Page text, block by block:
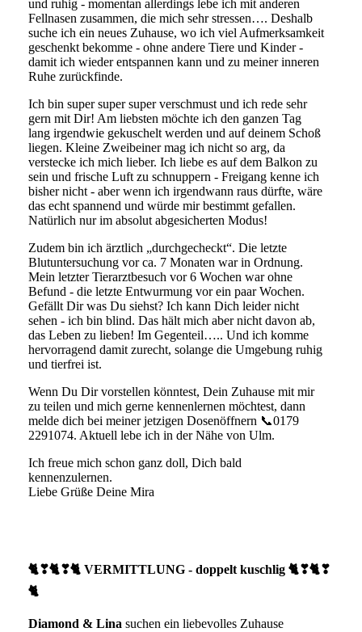
und ruhig - momentan allerdings lebe ich mit anderen
Fellnasen zusammen, die mich sehr stressen…. Deshalb
suche ich ein neues Zuhause, wo ich viel Aufmerksamkeit
geschenkt bekomme - ohne andere Tiere und Kinder -
damit ich wieder entspannen kann und zu meiner inneren
Ruhe zurückfinde.
Ich bin super super super verschmust und ich rede sehr
gern mit Dir! Am liebsten möchte ich den ganzen Tag
lang irgendwie gekuschelt werden und auf deinem Schoß
liegen. Kleine Zweibeiner mag ich nicht so arg, da
verstecke ich mich lieber. Ich liebe es auf dem Balkon zu
sein und frische Luft zu schnuppern - Freigang kenne ich
bisher nicht - aber wenn ich irgendwann raus dürfte, wäre
das echt spannend und würde mir bestimmt gefallen.
Natürlich nur im absolut abgesicherten Modus!
Zudem bin ich ärztlich „durchgecheckt“. Die letzte
Blutuntersuchung vor ca. 7 Monaten war in Ordnung.
Mein letzter Tierarztbesuch vor 6 Wochen war ohne
Befund - die letzte Entwurmung vor ein paar Wochen.
Gefällt Dir was Du siehst? Ich kann Dich leider nicht
sehen - ich bin blind. Das hält mich aber nicht davon ab,
das Leben zu lieben! Im Gegenteil….. Und ich komme
hervorragend damit zurecht, solange die Umgebung ruhig
und tierfrei ist.
Wenn Du Dir vorstellen könntest, Dein Zuhause mit mir
zu teilen und mich gerne kennenlernen möchtest, dann
melde dich bei meiner jetzigen Dosenöffnern 📞0179
2291074. Aktuell lebe ich in der Nähe von Ulm.
Ich freue mich schon ganz doll, Dich bald
kennenzulernen.
Liebe Grüße Deine Mira
🐈❣🐈❣🐈 VERMITTLUNG - doppelt kuschlig 🐈❣🐈❣
🐈
Diamond & Lina suchen ein liebevolles Zuhause